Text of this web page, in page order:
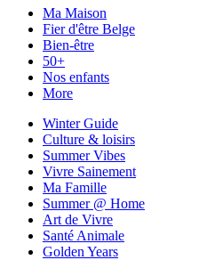
Ma Maison
Fier d'être Belge
Bien-être
50+
Nos enfants
More
Winter Guide
Culture & loisirs
Summer Vibes
Vivre Sainement
Ma Famille
Summer @ Home
Art de Vivre
Santé Animale
Golden Years